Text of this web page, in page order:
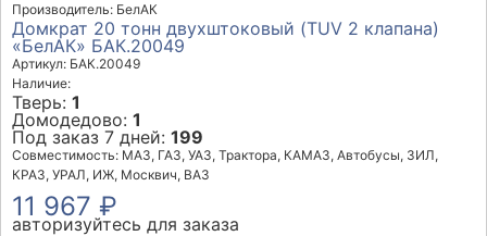
Производитель: БелАК
Домкрат 20 тонн двухштоковый (TUV 2 клапана)
«БелАК» БАК.20049
Артикул: БАК.20049
Наличие:
Тверь: 1
Домодедово: 1
Под заказ 7 дней: 199
Совместимость: МАЗ, ГАЗ, УАЗ, Трактора, КАМАЗ, Автобусы, ЗИЛ,
КРАЗ, УРАЛ, ИЖ, Москвич, ВАЗ
11 967 ₽
авторизуйтесь для заказа